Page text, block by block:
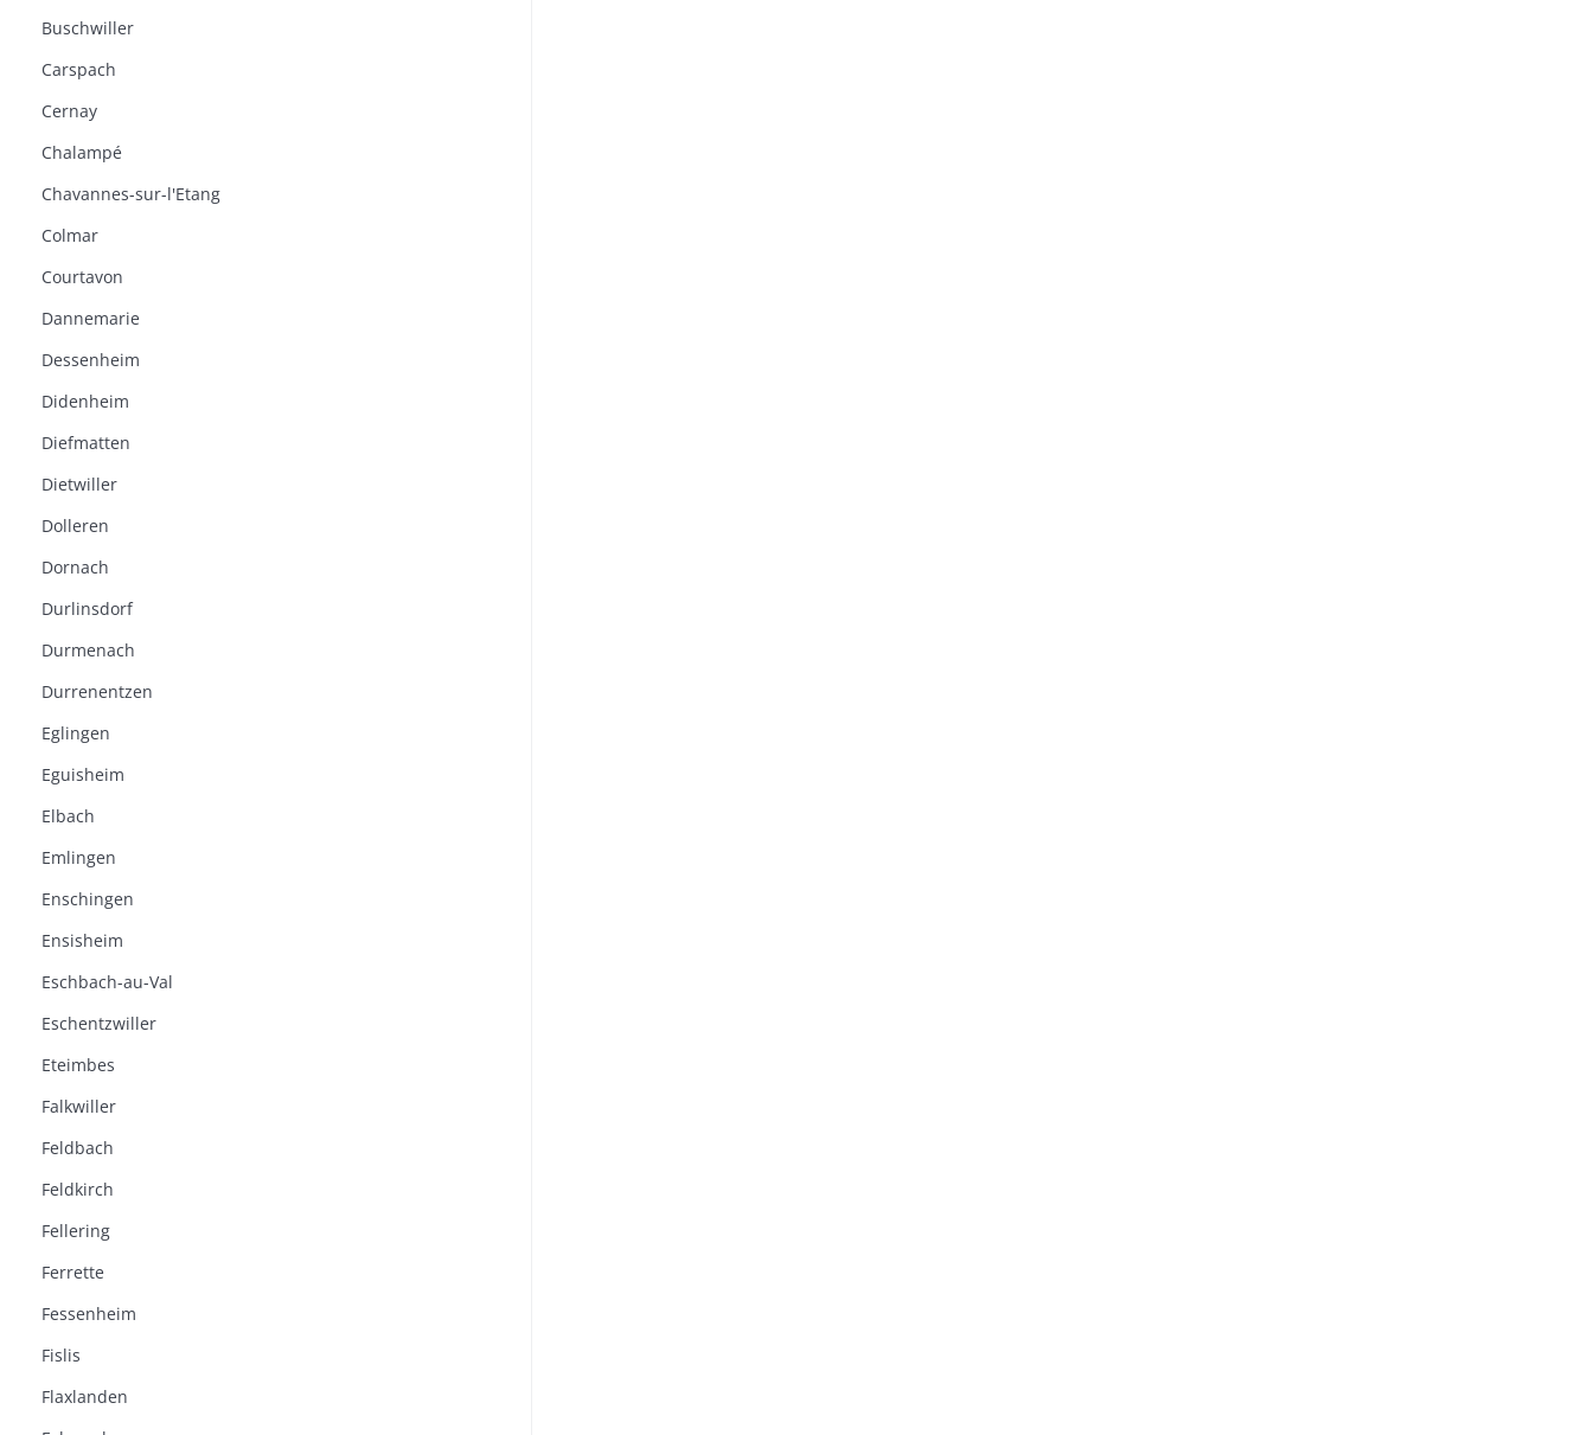
Buschwiller
Carspach
Cernay
Chalampé
Chavannes-sur-l'Etang
Colmar
Courtavon
Dannemarie
Dessenheim
Didenheim
Diefmatten
Dietwiller
Dolleren
Dornach
Durlinsdorf
Durmenach
Durrenentzen
Eglingen
Eguisheim
Elbach
Emlingen
Enschingen
Ensisheim
Eschbach-au-Val
Eschentzwiller
Eteimbes
Falkwiller
Feldbach
Feldkirch
Fellering
Ferrette
Fessenheim
Fislis
Flaxlanden